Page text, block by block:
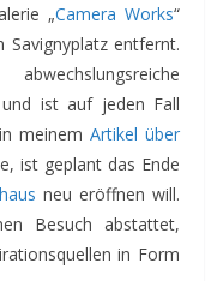
„Camera Works“
entfernt.
ist auf jeden Fall
meinem Artikel über
ist geplant das Ende
neu eröffnen will.
Besuch abstattet,
in Form